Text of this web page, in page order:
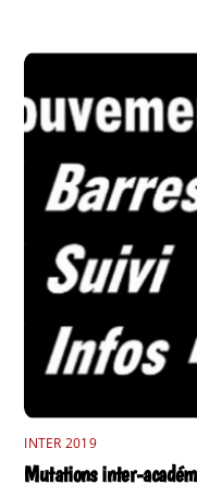
INTER 2019
Mutations inter-